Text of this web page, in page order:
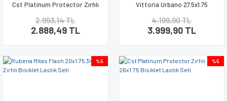
Cst Platinum Protector Zırhlı
2.993,14 TL
2.888,49 TL
Vittoria Urbano 27.5x1.75
Seti
4.199,90 TL
3.999,90 TL
%5 %5